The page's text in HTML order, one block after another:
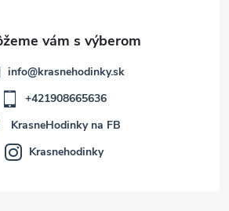
info@krasnehodinky.sk
+421908665636
KrasneHodinky na FB
Krasnehodinky